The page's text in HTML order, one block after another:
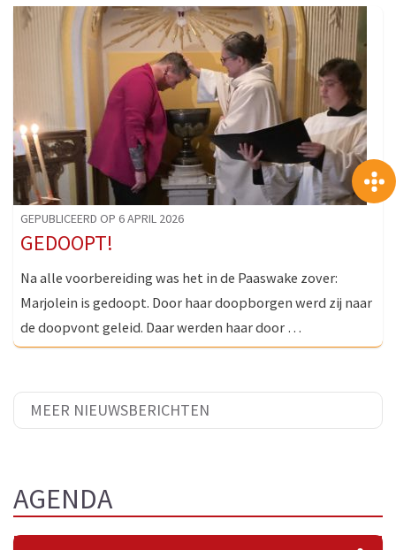
GEPUBLICEERD OP 6 APRIL 2026
GEDOOPT!
Na alle voorbereiding was het in de Paaswake zover:
Marjolein is gedoopt. Door haar doopborgen werd zij naar
de doopvont geleid. Daar werden haar door …
MEER NIEUWSBERICHTEN
AGENDA